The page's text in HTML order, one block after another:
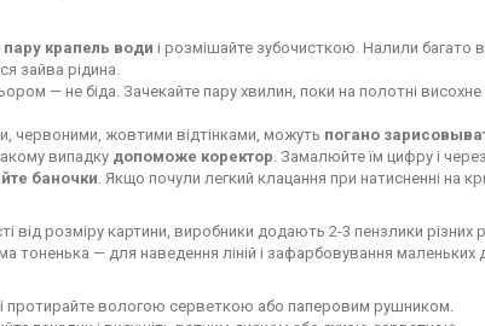
крапель води і розмішайте зубочисткою. Налили багато
зайва рідина.
— не біда. Зачекайте пару хвилин, поки на полотні висохне
червоними, жовтими відтінками, можуть погано
випадку допоможе коректор . Замалюйте їм цифру і
баночки . Якщо почули легкий клацання при натисненні на
від розміру картини, виробники додають 2-3 пензлики різних
тоненька — для наведення ліній і зафарбовування маленьких
і протирайте вологою серветкою або паперовим рушником.